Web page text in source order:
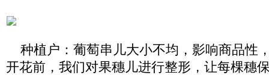
种植户：葡萄串儿大小不均，影响商品性
开花前，我们对果穗儿进行整形，让每棵穗